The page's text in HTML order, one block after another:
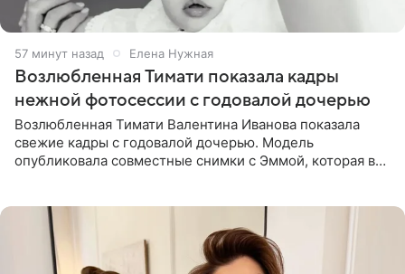
57 минут назад Елена Нужная
Возлюбленная Тимати показала кадры
нежной фотосессии с годовалой дочерью
Возлюбленная Тимати Валентина Иванова показала
свежие кадры с годовалой дочерью. Модель
опубликовала совместные снимки с Эммой, которая в